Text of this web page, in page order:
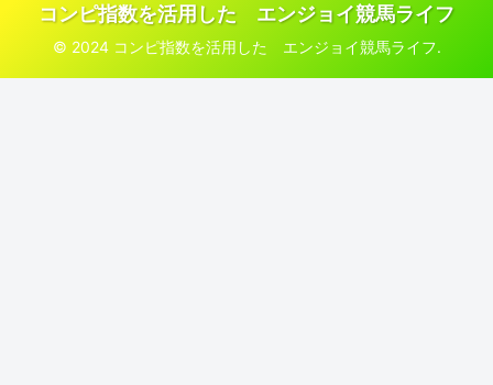
コンピ指数を活用した エンジョイ競馬ライフ
© 2024 コンピ指数を活用した エンジョイ競馬ライフ.